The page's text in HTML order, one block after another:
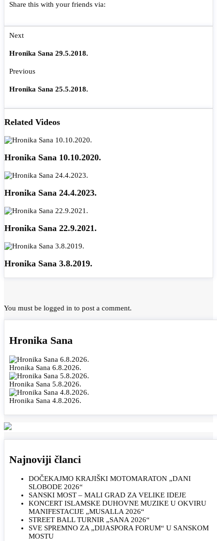
Share this with your friends via:
Next
Hronika Sana 29.5.2018.
Previous
Hronika Sana 25.5.2018.
Related Videos
Hronika Sana 10.10.2020.
Hronika Sana 24.4.2023.
Hronika Sana 22.9.2021.
Hronika Sana 3.8.2019.
You must be logged in to post a comment.
Hronika Sana
Hronika Sana 6.8.2026.
Hronika Sana 5.8.2026.
Hronika Sana 4.8.2026.
Najnoviji članci
DOČEKAJMO KRAJIŠKI MOTOMARATON „DANI
SLOBODE 2026“
SANSKI MOST – MALI GRAD ZA VELIKE IDEJE
KONCERT ISLAMSKE DUHOVNE MUZIKE U OKVIRU
MANIFESTACIJE „MUSALLA 2026“
STREET BALL TURNIR „SANA 2026“
SVE SPREMNO ZA „DIJASPORA FORUM“ U SANSKOM
MOSTU